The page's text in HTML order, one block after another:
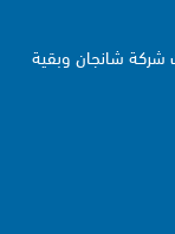
شركة شانجان وبقية